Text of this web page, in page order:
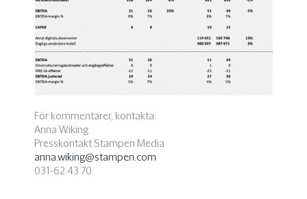
För kommentarer, kontakta:
Anna Wiking
Presskontakt Stampen Media
anna.wiking@stampen.com
031-62 43 70